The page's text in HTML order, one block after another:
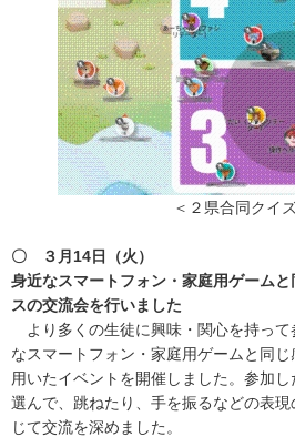
＜２県合同クイ
〇 ３月14日（火）
身近なスマートフォン・家庭用ゲーム
スの交流会を行いました
より多くの生徒に興味・関心を持っ
なスマートフォン・家庭用ゲームと同
用いたイベントを開催しました。参加
選んで、跳ねたり、手を振るなどの表
じて交流を深めました。